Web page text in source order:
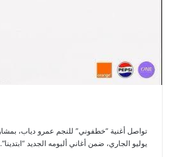
يوليو الجاري، ضمن أغاني ألبومه الجديد “ابتدينا”.